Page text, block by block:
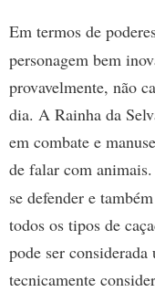
Em termos de
personagem bem
provavelmente, não
dia. A Rainha da
em combate e
de falar com animais.
se defender e
todos os tipos de
pode ser
tecnicamente